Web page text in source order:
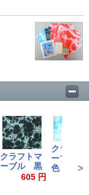
クラフトマ
ーブル 黒
605 円
クラフト
ーブル
色
>